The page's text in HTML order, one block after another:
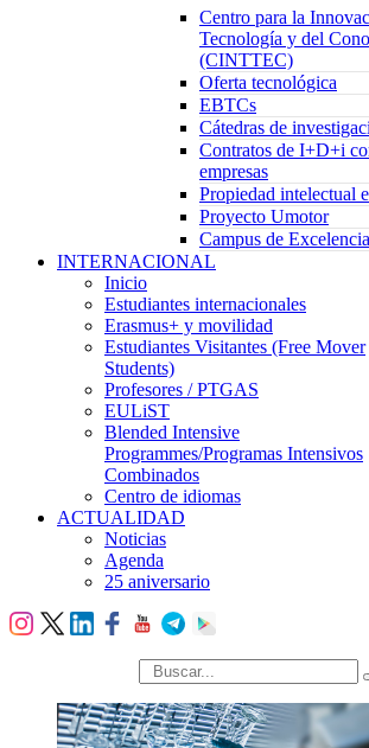
Centro para la
Tecnología y del
(CINTTEC)
Oferta tecnológica
EBTCs
Cátedras de
Contratos de I+D+i
empresas
Propiedad intelectual
Proyecto Umotor
Campus de
INTERNACIONAL
Inicio
Estudiantes internacionales
Erasmus+ y movilidad
Estudiantes Visitantes (Free Mover
Students)
Profesores / PTGAS
EULiST
Blended Intensive
Programmes/Programas Intensivos
Combinados
Centro de idiomas
ACTUALIDAD
Noticias
Agenda
25 aniversario
búsqueda